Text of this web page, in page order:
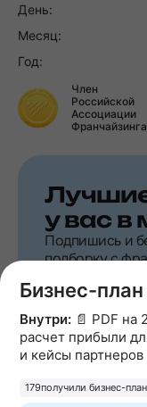
День:
Месяц:
Год:
Член
Российской
Ассоциации
Франчайзинга
у вас в
Подпишись и
подборку с
Бизнес-
Внутри: 📄 PDF на
расчет прибыли
и кейсы партнеров
179получили бизнес-план